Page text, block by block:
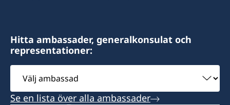
Hitta ambassader, generalkonsulat och
representationer:
Välj
ambassad
Se en lista över alla ambassader